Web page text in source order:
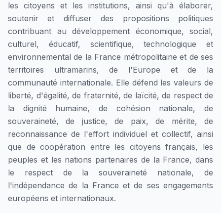
les citoyens et les institutions, ainsi qu'à élaborer,
soutenir et diffuser des propositions politiques
contribuant au développement économique, social,
culturel, éducatif, scientifique, technologique et
environnemental de la France métropolitaine et de ses
territoires ultramarins, de l'Europe et de la
communauté internationale. Elle défend les valeurs de
liberté, d'égalité, de fraternité, de laïcité, de respect de
la dignité humaine, de cohésion nationale, de
souveraineté, de justice, de paix, de mérite, de
reconnaissance de l'effort individuel et collectif, ainsi
que de coopération entre les citoyens français, les
peuples et les nations partenaires de la France, dans
le respect de la souveraineté nationale, de
l'indépendance de la France et de ses engagements
européens et internationaux.